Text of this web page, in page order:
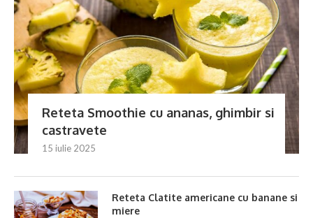
Reteta Smoothie cu ananas, ghimbir si
castravete
15 iulie 2025
Reteta Clatite americane cu banane si
miere